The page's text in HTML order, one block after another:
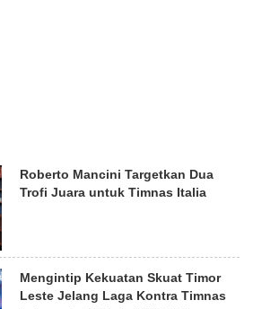
Roberto Mancini Targetkan Dua
Trofi Juara untuk Timnas Italia
Mengintip Kekuatan Skuat Timor
Leste Jelang Laga Kontra Timnas